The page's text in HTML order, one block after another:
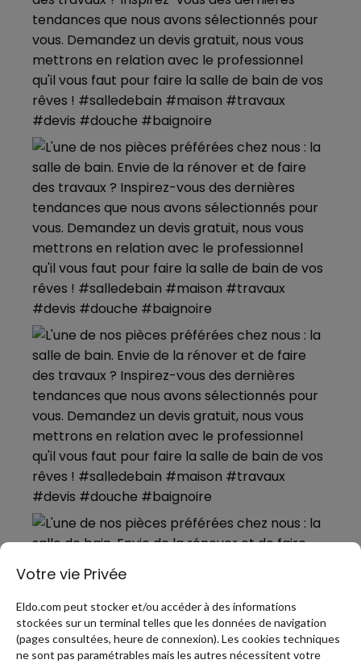
Votre vie Privée
Eldo.com peut stocker et/ou accéder à des informations
stockées sur un terminal telles que les données de navigation
(pages consultées, heure de connexion). Les cookies techniques
ne sont pas paramétrables mais les autres nécessitent votre